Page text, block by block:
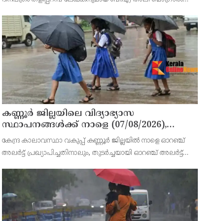
മുസ്‌ലിം ജമാഅത്ത് ജില്ലാ സെക്രട്ടറി, എസ്.വൈ.എ
കണ്ണൂർ ജില്ലയിലെ വിദ്യാഭ്യാസ
സ്ഥാപനങ്ങള്‍ക്ക് നാളെ (07/08/2026),
അവധി
കേന്ദ്ര കാലാവസ്ഥാ വകുപ്പ് കണ്ണൂർ ജില്ലയിൽ നാളെ ഓറഞ്ച്
അലർട്ട് പ്രഖ്യാപിച്ചതിനാലും, തുടർച്ചയായി ഓറഞ്ച് അലർട്ട്
ജില്ലയിലെ പ്രൊഫഷണൽ കോളേജ് ഉൾപ്പടെ എല